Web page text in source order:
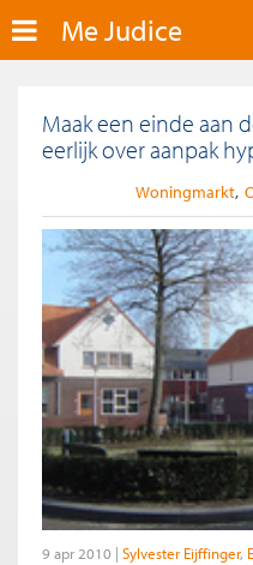
Me Judice
Maak een einde aan
eerlijk over aanpak
Woningmarkt
9 apr 2010 Sylvester Eijffinger